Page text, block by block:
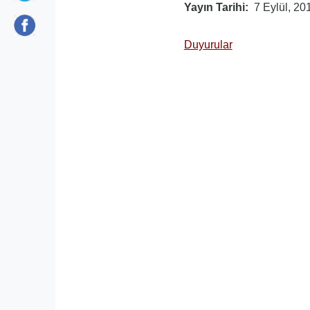
Yayın Tarihi 7 Eylül,
Duyurular